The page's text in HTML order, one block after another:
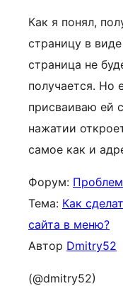
Как я понял,
страницу в
страница не
получается. Но
присваиваю ей
нажатии
самое как и
Форум:
Тема: Как
сайта в меню?
Автор Dmitry52
(@dmitry52)